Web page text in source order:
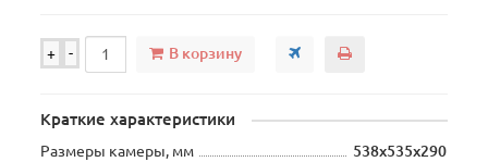
+ - В корзину
Краткие характеристики
Размеры камеры, мм
538х535х290